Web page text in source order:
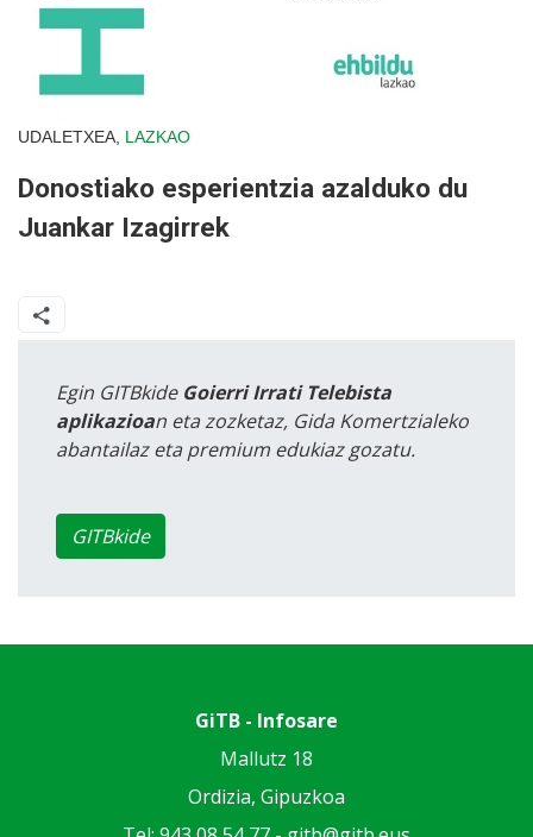
UDALETXEA, LAZKAO
Donostiako esperientzia azalduko du
Juankar Izagirrek
Egin GITBkide Goierri Irrati Telebista
aplikazioan eta zozketaz, Gida Komertzialeko
abantailaz eta premium edukiaz gozatu.
GITBkide
GiTB - Infosare
Mallutz 18
Ordizia, Gipuzkoa